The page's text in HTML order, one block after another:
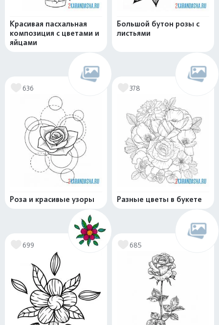
Красивая пасхальная
композиция с цветами и
яйцами
Большой бутон розы с
листьями
636
Роза и красивые узоры
378
Разные цветы в букете
699 685